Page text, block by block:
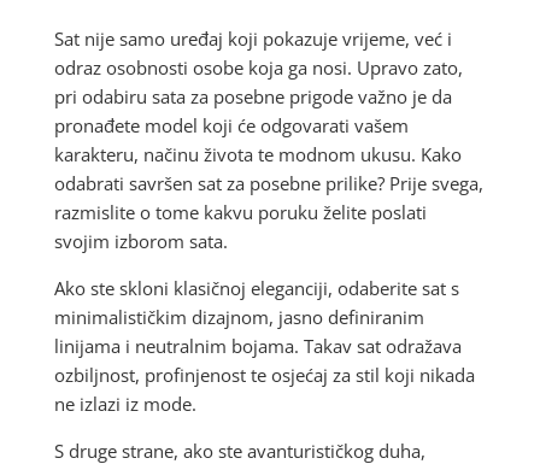
Sat nije samo uređaj koji pokazuje vrijeme, već i
odraz osobnosti osobe koja ga nosi. Upravo zato,
pri odabiru sata za posebne prigode važno je da
pronađete model koji će odgovarati vašem
karakteru, načinu života te modnom ukusu. Kako
odabrati savršen sat za posebne prilike? Prije svega,
razmislite o tome kakvu poruku želite poslati
svojim izborom sata.
Ako ste skloni klasičnoj eleganciji, odaberite sat s
minimalističkim dizajnom, jasno definiranim
linijama i neutralnim bojama. Takav sat odražava
ozbiljnost, profinjenost te osjećaj za stil koji nikada
ne izlazi iz mode.
S druge strane, ako ste avanturističkog duha,